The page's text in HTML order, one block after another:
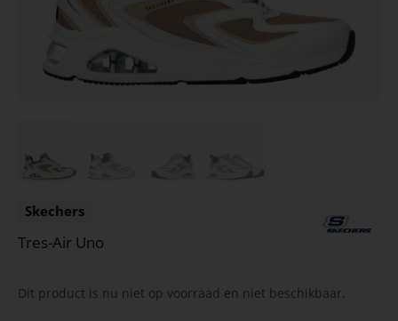
Skechers
Tres-Air Uno
Dit product is nu niet op voorraad en niet beschikbaar.